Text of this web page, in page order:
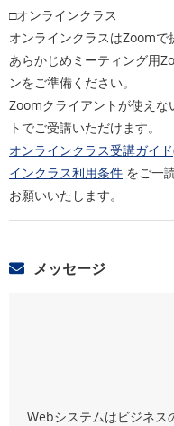
□オンラインクラス
オンラインクラスはZoomで
あらかじめミーティング用
ンをご準備ください。
Zoomクライアントが使え
トでご受講いただけます。
オンラインクラス受講ガイ
インクラス利用条件 をご一
お願いいたします。
メッセージ
Webシステムはビジネス